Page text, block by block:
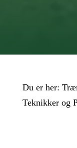
Du er her:
Teknikker og